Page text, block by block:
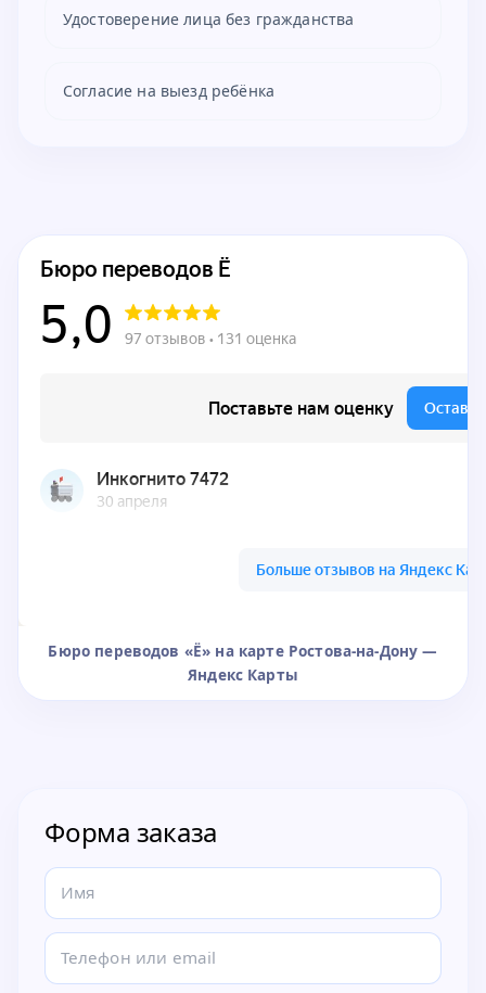
Удостоверение лица без гражданства
Согласие на выезд ребёнка
Бюро переводов «Ё» на карте Ростова-на-Дону —
Яндекс Карты
Форма заказа